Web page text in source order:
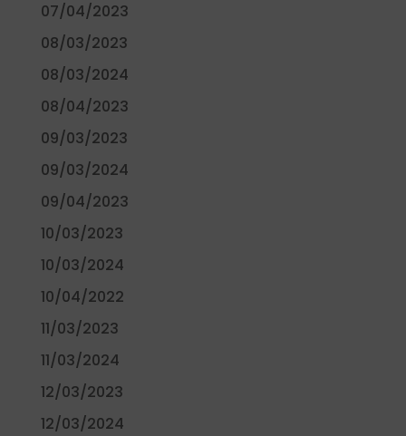
07/04/2023
08/03/2023
08/03/2024
08/04/2023
09/03/2023
09/03/2024
09/04/2023
10/03/2023
10/03/2024
10/04/2022
11/03/2023
11/03/2024
12/03/2023
12/03/2024